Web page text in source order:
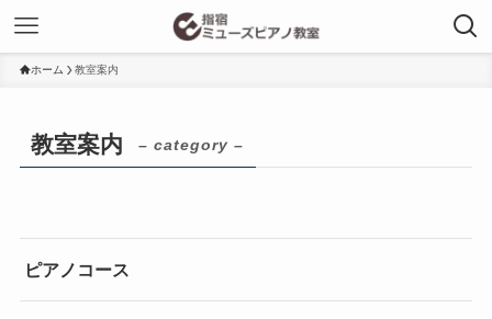
ホーム 教室案内
教室案内 – category –
ピアノコース